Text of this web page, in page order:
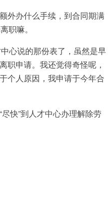
外办什么手续，到合同期满
职嘛。
心说的那份表了，虽然是早
职申请。我还觉得奇怪呢，
个人原因，我申请于今年合
快”到人才中心办理解除劳